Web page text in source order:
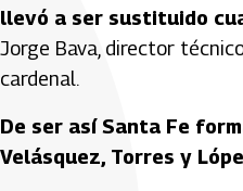
llevó a ser sustituido
Jorge Bava, director
cardenal.
De ser así Santa Fe
Velásquez, Torres y